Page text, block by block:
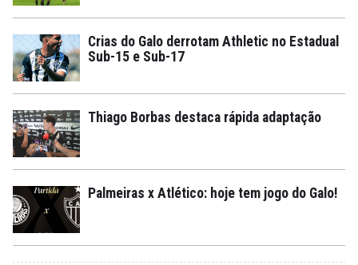
Crias do Galo derrotam Athletic no Estadual
Sub-15 e Sub-17
Thiago Borbas destaca rápida adaptação
Palmeiras x Atlético: hoje tem jogo do Galo!